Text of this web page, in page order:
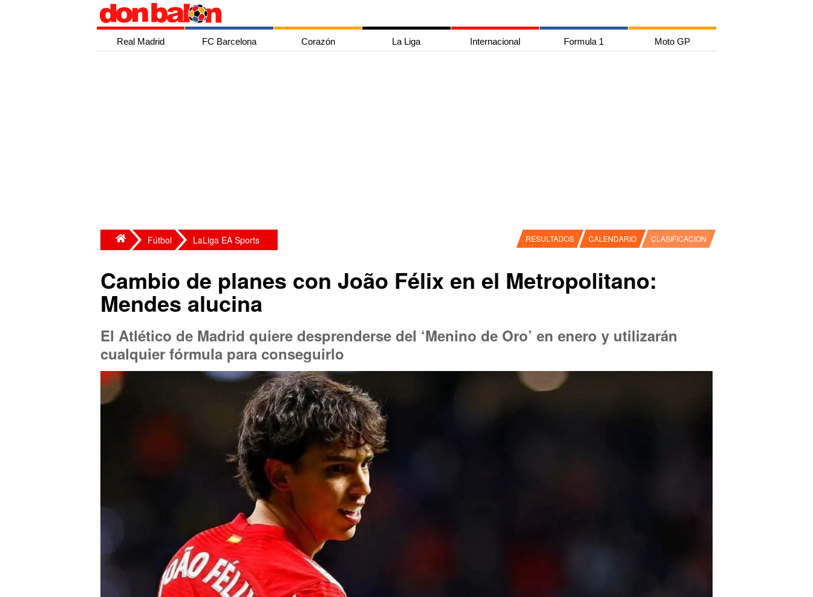
Real Madrid FC Barcelona Corazón La Liga Internacional Formula 1 Moto GP
Fútbol LaLiga EA Sports RESULTADOS CALENDARIO CLASIFICACION
Cambio de planes con João Félix en el Metropolitano:
Mendes alucina
El Atlético de Madrid quiere desprenderse del ‘Menino de Oro’ en enero y utilizarán
cualquier fórmula para conseguirlo